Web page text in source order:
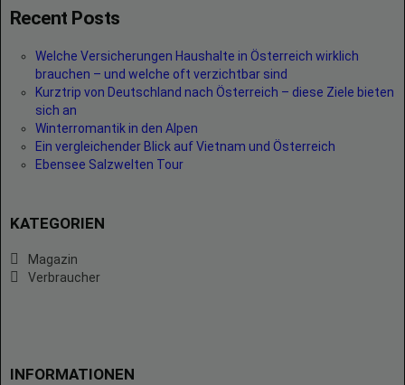
Recent Posts
Welche Versicherungen Haushalte in Österreich wirklich
brauchen – und welche oft verzichtbar sind
Kurztrip von Deutschland nach Österreich – diese Ziele bieten
sich an
Winterromantik in den Alpen
Ein vergleichender Blick auf Vietnam und Österreich
Ebensee Salzwelten Tour
KATEGORIEN
Magazin
Verbraucher
INFORMATIONEN